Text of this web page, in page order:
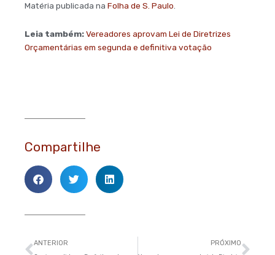
Matéria publicada na Folha de S. Paulo.
Leia também:Vereadores aprovam Lei de Diretrizes
Orçamentárias em segunda e definitiva votação
Compartilhe
Anterior
ANTERIOR PRÓXIMO